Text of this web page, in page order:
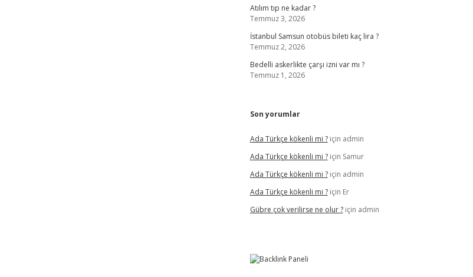
Atılım tıp ne kadar ?
Temmuz 3, 2026
İstanbul Samsun otobüs bileti kaç lira ?
Temmuz 2, 2026
Bedelli askerlikte çarşı izni var mı ?
Temmuz 1, 2026
Son yorumlar
Ada Türkçe kökenli mi ?için admin
Ada Türkçe kökenli mi ?için Samur
Ada Türkçe kökenli mi ?için admin
Ada Türkçe kökenli mi ?için Er
Gübre çok verilirse ne olur ?için admin